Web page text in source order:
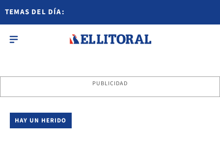
TEMAS DEL DÍA:
PUBLICIDAD
HAY UN HERIDO